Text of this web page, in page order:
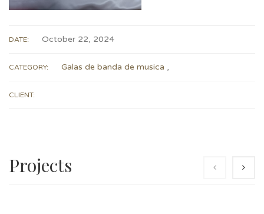
DATE: October 22, 2024
CATEGORY: Galas de banda de musica ,
CLIENT:
Projects